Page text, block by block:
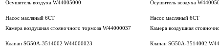
Осушитель воздуха W44005000 Осушитель воздуха
Насос масляный 6СТ
Насос масляный 6СТ
Камера воздушная стояночного тормоза W44000037
Камера воздушная
Клапан SG50A-3514002 W44000023 Клапан SG50A-3514002